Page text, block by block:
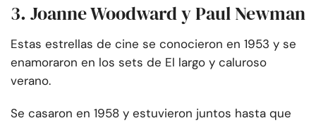
3. Joanne Woodward y Paul Newman
Estas estrellas de cine se conocieron en 1953 y se
enamoraron en los sets de El largo y caluroso
verano.
Se casaron en 1958 y estuvieron juntos hasta que